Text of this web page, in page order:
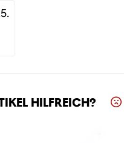
hilfreich?